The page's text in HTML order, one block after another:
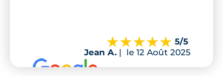
5/5
Jean A. | le 12 Août 2025